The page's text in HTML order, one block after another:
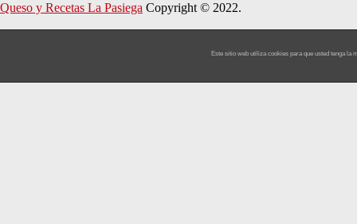
Queso y Recetas La Pasiega Copyright © 2022.
Este sitio web utiliza cookies para que usted tenga la